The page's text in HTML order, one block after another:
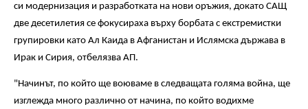
си модернизация и разработката на нови оръжия, докато САЩ
две десетилетия се фокусираха върху борбата с екстремистки
групировки като Ал Каида в Афганистан и Ислямска държава в
Ирак и Сирия, отбелязва АП.
"Начинът, по който ще воюваме в следващата голяма война, ще
изглежда много различно от начина, по който водихме